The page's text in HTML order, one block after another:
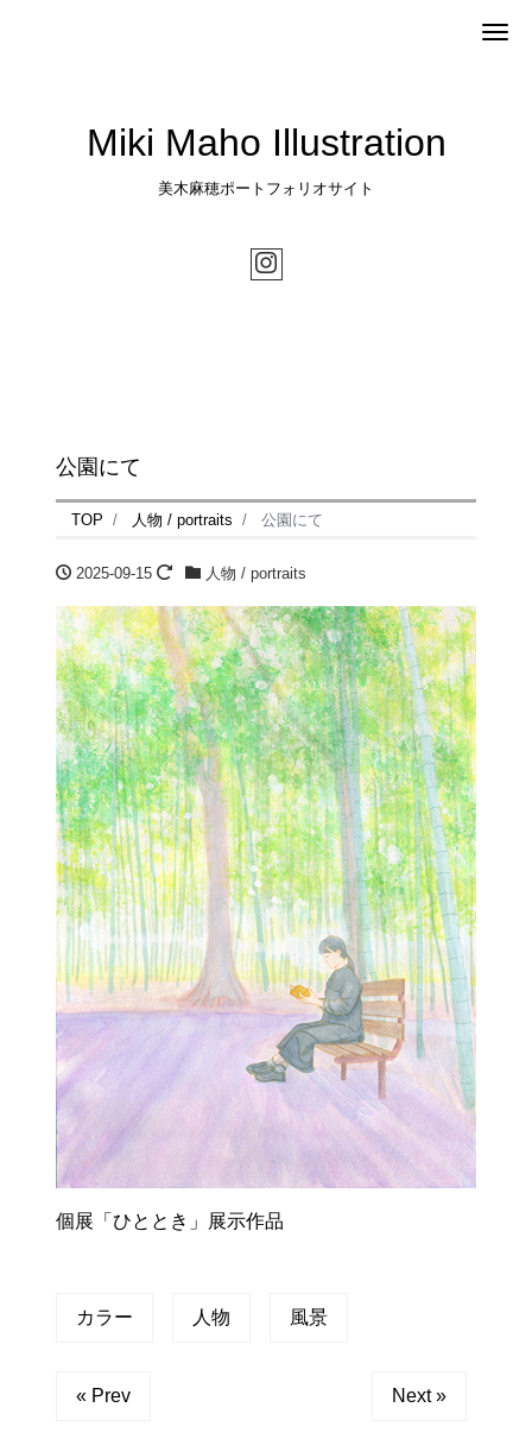
Miki Maho Illustration
美木麻穂ポートフォリオサイト
公園にて
TOP 人物 / portraits 公園にて
2025-09-15 人物 / portraits
個展「ひととき」展示作品
カラー 人物 風景
« Prev Next »